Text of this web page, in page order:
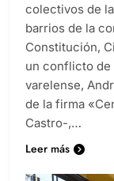
colectivos de
barrios de la
Constitución,
un conflicto de
varelense,
de la firma
Castro-,…
Leer más